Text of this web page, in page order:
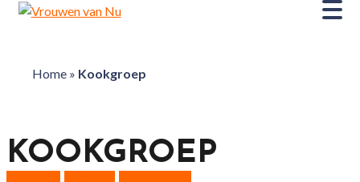
Home» Kookgroep
KOOKGROEP